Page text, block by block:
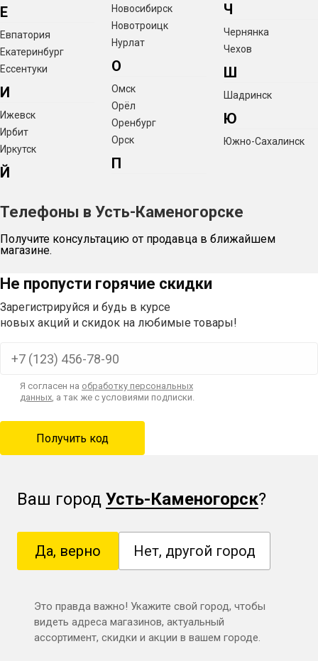
Е
Евпатория
Екатеринбург
Ессентуки
И
Ижевск
Ирбит
Иркутск
Й
Новосибирск
Новотроицк
Нурлат
О
Омск
Орёл
Оренбург
Орск
П
Ч
Чернянка
Чехов
Ш
Шадринск
Ю
Южно-Сахалинск
Телефоны в Усть-Каменогорске
Получите консультацию от продавца в ближайшем
магазине.
Не пропусти горячие скидки
Зарегистрируйся и будь в курсе
новых акций и скидок на любимые товары!
Я согласен на обработку персональных
данных, а так же с условиями подписки.
Ваш город Усть-Каменогорск?
Да, верно Нет, другой город
Это правда важно! Укажите свой город, чтобы
видеть адреса магазинов, актуальный
ассортимент, скидки и акции в вашем городе.